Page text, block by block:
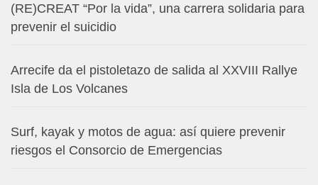
(RE)CREAT “Por la vida”, una carrera solidaria para
prevenir el suicidio
Arrecife da el pistoletazo de salida al XXVIII Rallye
Isla de Los Volcanes
Surf, kayak y motos de agua: así quiere prevenir
riesgos el Consorcio de Emergencias